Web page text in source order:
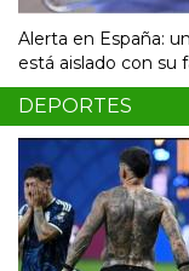
Alerta en España:
está aislado con su
DEPORTES